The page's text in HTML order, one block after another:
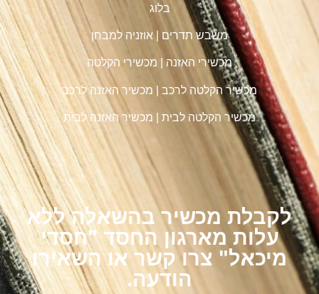
בלוג
משבש תדרים אוזניה למבחן
מכשירי האזנה| מכשירי הקלטה
מכשיר הקלטה לרכב מכשיר האזנה לרכב
מכשיר הקלטה לבית מכשיר האזנה לבית
לקבלת מכשיר בהשאלה ללא
עלות מארגון החסד "חסדי
מיכאל" צרו קשר או השאירו
הודעה.